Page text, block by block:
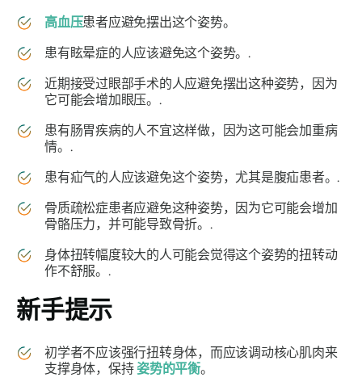
高血压患者应避免摆出这个姿势。
患有眩晕症的人应该避免这个姿势。.
近期接受过眼部手术的人应避免摆出这种姿势，因为
它可能会增加眼压。.
患有肠胃疾病的人不宜这样做，因为这可能会加重病
情。.
患有疝气的人应该避免这个姿势，尤其是腹疝患者。.
骨质疏松症患者应避免这种姿势，因为它可能会增加
骨骼压力，并可能导致骨折。.
身体扭转幅度较大的人可能会觉得这个姿势的扭转动
作不舒服。.
新手提示
初学者不应该强行扭转身体，而应该调动核心肌肉来
支撑身体，保持姿势的平衡。